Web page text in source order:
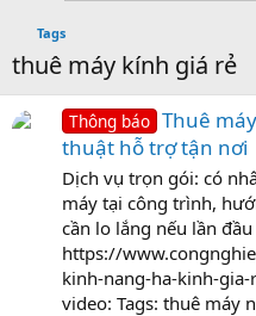
Tags
thuê máy kính giá rẻ
Thông báo Thuê
thuật hỗ trợ tận nơi
Dịch vụ trọn gói: có
máy tại công trình,
cần lo lắng nếu lần
https://
kinh-nang-ha-kinh-
video: Tags: thuê máy